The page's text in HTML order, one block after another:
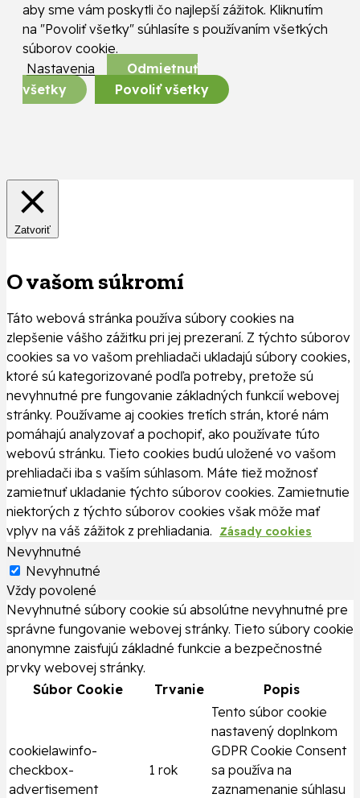
aby sme vám poskytli čo najlepší zážitok. Kliknutím
na "Povoliť všetky" súhlasíte s používaním všetkých
súborov cookie.
Nastavenia
Odmietnuť
všetky
Povoliť všetky
Zatvoriť
O vašom súkromí
Táto webová stránka používa súbory cookies na
zlepšenie vášho zážitku pri jej prezeraní. Z týchto súborov
cookies sa vo vašom prehliadači ukladajú súbory cookies,
ktoré sú kategorizované podľa potreby, pretože sú
nevyhnutné pre fungovanie základných funkcií webovej
stránky. Používame aj cookies tretích strán, ktoré nám
pomáhajú analyzovať a pochopiť, ako používate túto
webovú stránku. Tieto cookies budú uložené vo vašom
prehliadači iba s vaším súhlasom. Máte tiež možnosť
zamietnuť ukladanie týchto súborov cookies. Zamietnutie
niektorých z týchto súborov cookies však môže mať
vplyv na váš zážitok z prehliadania.
Zásady cookies
Nevyhnutné
Nevyhnutné
Vždy povolené
Nevyhnutné súbory cookie sú absolútne nevyhnutné pre
správne fungovanie webovej stránky. Tieto súbory cookie
anonymne zaisťujú základné funkcie a bezpečnostné
prvky webovej stránky.
Súbor Cookie
Trvanie Popis
cookielawinfo-
checkbox-
advertisement
1 rok
Tento súbor cookie
nastavený doplnkom
GDPR Cookie Consent
sa používa na
zaznamenanie súhlasu